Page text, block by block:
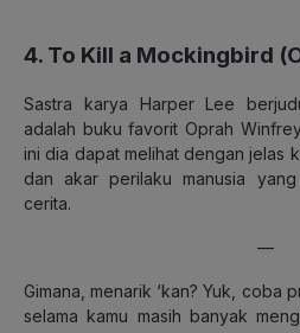
4. To Kill a Mockingbird
Sastra karya Harper Lee
adalah buku favorit Oprah
ini dia dapat melihat dengan jelas
dan akar perilaku manusia
cerita.
—
Gimana, menarik ‘kan? Yuk, coba
selama kamu masih banyak